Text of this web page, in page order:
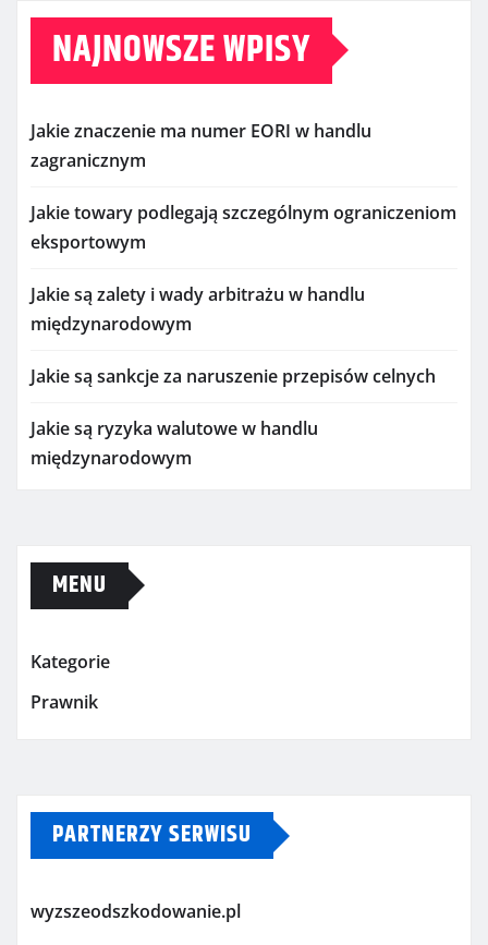
NAJNOWSZE WPISY
Jakie znaczenie ma numer EORI w handlu
zagranicznym
Jakie towary podlegają szczególnym ograniczeniom
eksportowym
Jakie są zalety i wady arbitrażu w handlu
międzynarodowym
Jakie są sankcje za naruszenie przepisów celnych
Jakie są ryzyka walutowe w handlu
międzynarodowym
MENU
Kategorie
Prawnik
PARTNERZY SERWISU
wyzszeodszkodowanie.pl